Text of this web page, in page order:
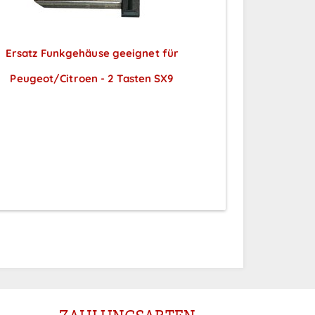
Ersatz Funkgehäuse geeignet für
Peugeot/Citroen - 2 Tasten SX9